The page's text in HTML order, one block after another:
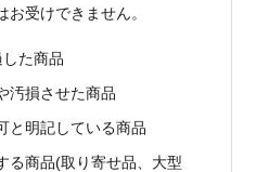
お受けできません。
た商品
汚損させた商品
と明記している商品
る商品(取り寄せ品、大型